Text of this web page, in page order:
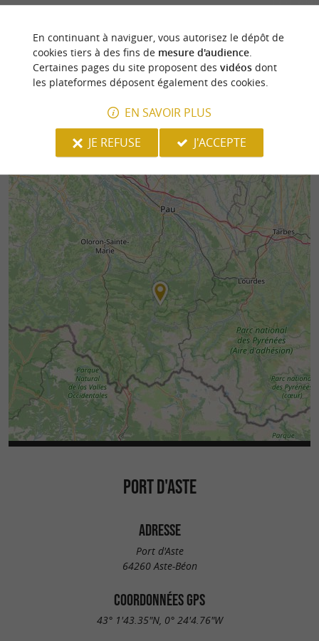
des ...
3,6 km - Artouste
de sa ...
4,8 km -
PORT D'ASTE
ADRESSE
Port d'Aste
64260 Aste-Béon
COORDONNÉES GPS
43° 1'43.35"N, 0° 24'4.76"W
En continuant à naviguer, vous autorisez le dépôt de
cookies tiers à des fins de mesure d'audience.
Certaines pages du site proposent des vidéosdont
les plateformes déposent également des cookies.
EN SAVOIR PLUS
JE REFUSE
J'ACCEPTE